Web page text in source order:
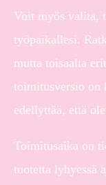
Voit myös valita,
työpaikallesi.
mutta toisaalta
toimitusversio on
edellyttää, että
Toimitusaika on
tuotetta lyhyessä